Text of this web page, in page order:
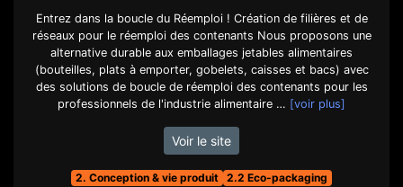
Entrez dans la boucle du Réemploi ! Création de filières et de
réseaux pour le réemploi des contenants Nous proposons une
alternative durable aux emballages jetables alimentaires
(bouteilles, plats à emporter, gobelets, caisses et bacs) avec
des solutions de boucle de réemploi des contenants pour les
professionnels de l'industrie alimentaire … [voir plus]
Voir le site
2. Conception & vie produit
2.2 Eco-packaging